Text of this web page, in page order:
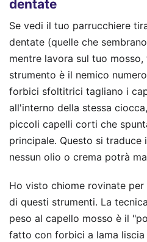
dentate
Se vedi il tuo parrucchiere
dentate (quelle che
mentre lavora sul tuo
strumento è il nemico
forbici sfoltitrici tagliano i
all'interno della stessa
piccoli capelli corti che
principale. Questo si traduce
nessun olio o crema potrà
Ho visto chiome rovinate
di questi strumenti. La
peso al capello mosso è il
fatto con forbici a lama